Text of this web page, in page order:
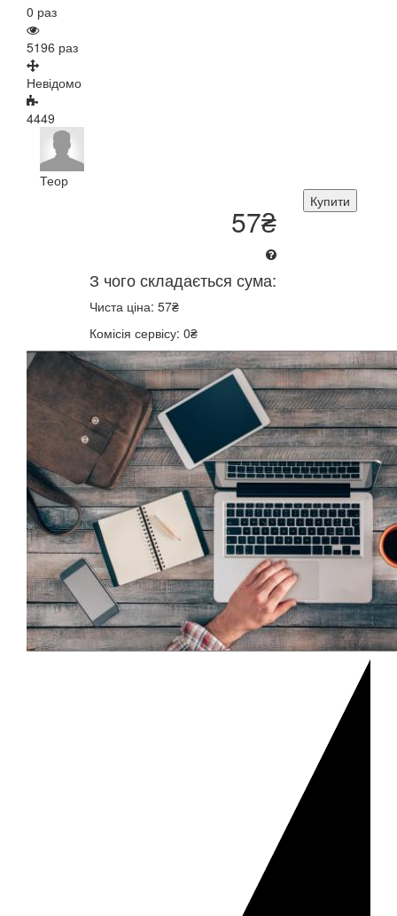
0 раз
5196 раз
Невідомо
4449
Теор
Купити
57₴
З чого складається сума:
Чиста ціна: 57₴
Комісія сервісу: 0₴